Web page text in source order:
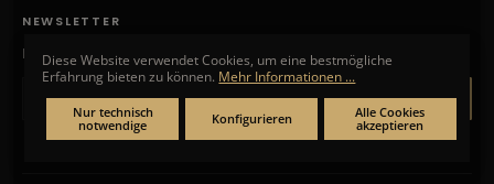
NEWSLETTER
Neue Kollektionen, exklusive Angebote & Aktionen direkt in Ihr Postfach.
ANMELDEN
Diese Website verwendet Cookies, um eine bestmögliche
Erfahrung bieten zu können. Mehr Informationen ...
Nur technisch
notwendige
Konfigurieren
Alle Cookies
akzeptieren